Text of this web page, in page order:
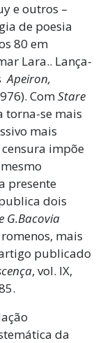
e outros –
de poesia
80 em
Lara.. Lança-
Apeiron,
ComStare
torna-se mais
mais
impõe
presente
dois
G.Bacovia
mais
publicado
, vol. IX,
da